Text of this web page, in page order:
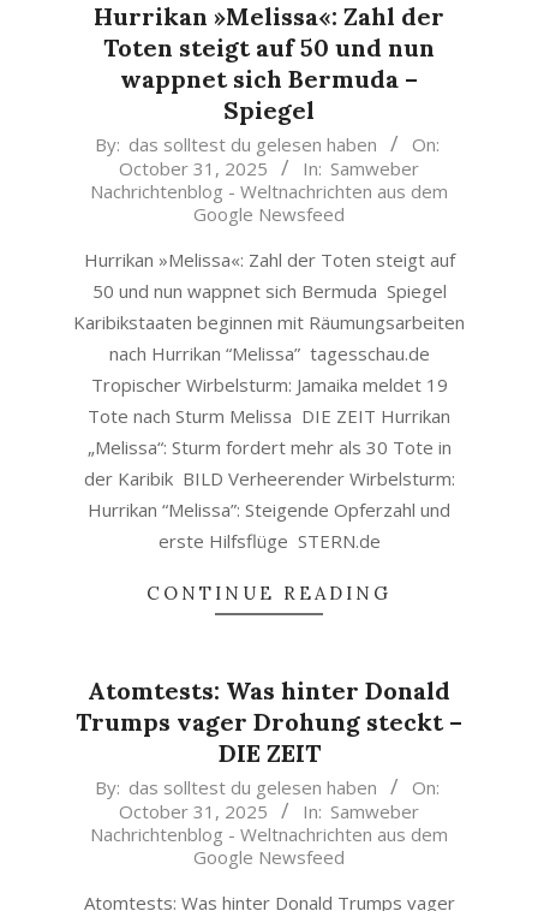
Hurrikan »Melissa«: Zahl der
Toten steigt auf 50 und nun
wappnet sich Bermuda –
Spiegel
2025-
31
By: das solltest du gelesen haben
On:
October 31, 2025
In: Samweber
Nachrichtenblog - Weltnachrichten aus dem
Google Newsfeed
Hurrikan »Melissa«: Zahl der Toten steigt auf
50 und nun wappnet sich Bermuda Spiegel
Karibikstaaten beginnen mit Räumungsarbeiten
nach Hurrikan “Melissa” tagesschau.de
Tropischer Wirbelsturm: Jamaika meldet 19
Tote nach Sturm Melissa DIE ZEIT Hurrikan
„Melissa“: Sturm fordert mehr als 30 Tote in
der Karibik BILD Verheerender Wirbelsturm:
Hurrikan “Melissa”: Steigende Opferzahl und
erste Hilfsflüge STERN.de
CONTINUE READING
Atomtests: Was hinter Donald
Trumps vager Drohung steckt –
DIE ZEIT
2025-
31
By: das solltest du gelesen haben
On:
October 31, 2025
In: Samweber
Nachrichtenblog - Weltnachrichten aus dem
Google Newsfeed
Atomtests: Was hinter Donald Trumps vager